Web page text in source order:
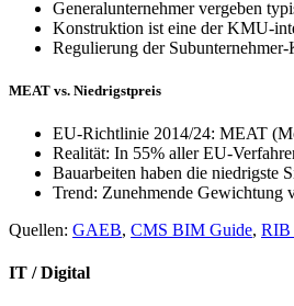
Generalunternehmer vergeben
Konstruktion ist eine der KMU-
Regulierung der
MEAT vs. Niedrigstpreis
EU-Richtlinie 2014/24: MEAT
Realität: In 55% aller EU-
Bauarbeiten haben die niedrigste
Trend: Zunehmende Gewichtung
Quellen: GAEB, CMS BIM Guide, RIB
IT / Digital